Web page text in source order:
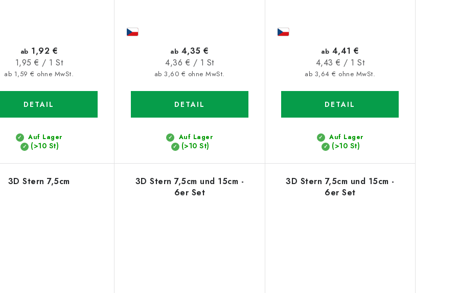
Auf Lager
(>10 St)
ab 1,59 € ohne MwSt.
ab 1,92 €
Verkaufspreis:
1,95 € / 1 St
DETAIL
Auf Lager
(>10 St)
ab 3,60 € ohne MwSt.
ab 4,35 €
Verkaufspreis:
4,36 € / 1 St
DETAIL
Auf Lager
(>10 St)
ab 3,64 € ohne MwSt.
ab 4,41 €
Verkaufspreis:
4,43 € / 1 St
DETAIL
3D Stern 7,5cm
3D Stern 7,5cm und 15cm -
6er Set
3D Stern 7,5cm und 15cm -
6er Set